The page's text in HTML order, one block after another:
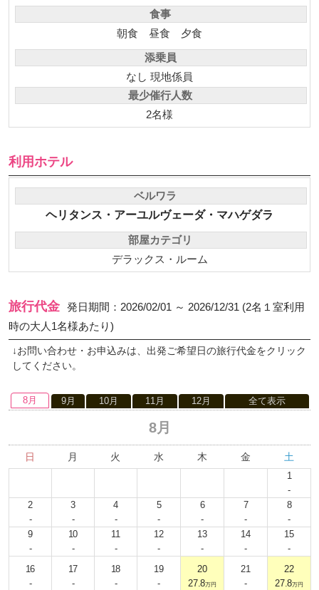
食事
朝食 昼食 夕食
添乗員
なし 現地係員
最少催行人数
2名様
利用ホテル
ベルワラ
ヘリタンス・アーユルヴェーダ・マハゲダラ
部屋カテゴリ
デラックス・ルーム
旅行代金 発日期間：2026/02/01 ～ 2026/12/31 (2名１室利用
時の大人1名様あたり)
↓お問い合わせ・お申込みは、出発ご希望日の旅行代金をクリック
してください。
8月 9月 10月 11月 12月 全て表示
8月
日 月 火 水 木 金 土
1
-
2
-
3
-
4
-
5
-
6
-
7
-
8
-
9
-
10
-
11
-
12
-
13
-
14
-
15
-
16
-
17
-
18
-
19
-
20
27.8万円
21
-
22
27.8万円